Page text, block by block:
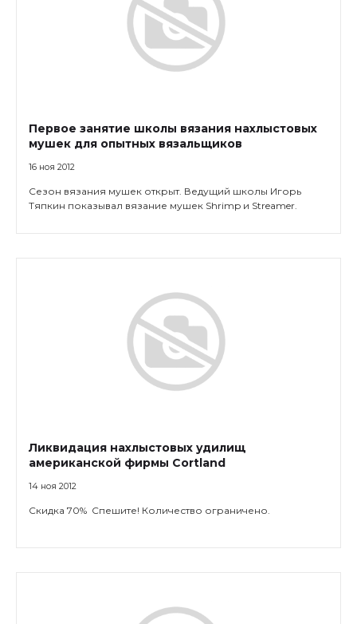
Первое занятие школы вязания нахлыстовых
мушек для опытных вязальщиков
16 ноя 2012
Сезон вязания мушек открыт. Ведущий школы Игорь
Тяпкин показывал вязание мушек Shrimp и Streamer.
Ликвидация нахлыстовых удилищ
американской фирмы Cortland
14 ноя 2012
Скидка 70% Спешите! Количество ограничено.